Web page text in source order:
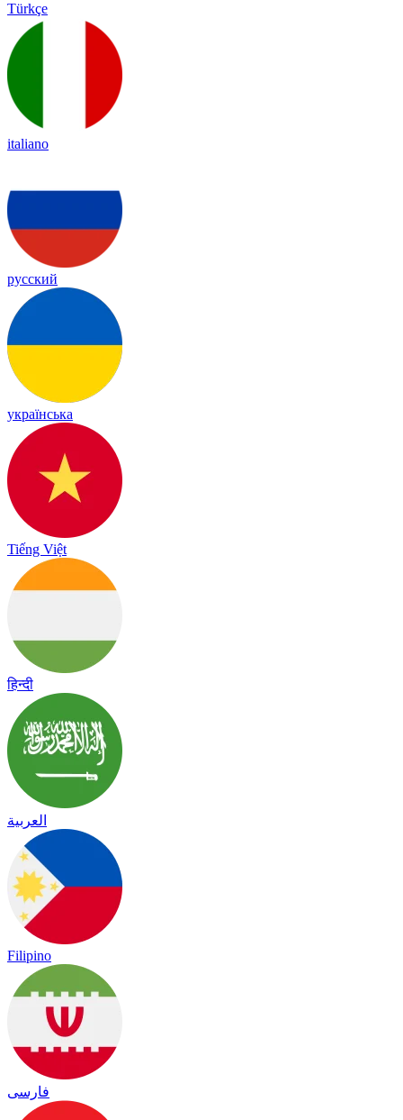
Türkçe
italiano
русский
українська
Tiếng Việt
हिन्दी
العربية
Filipino
فارسی